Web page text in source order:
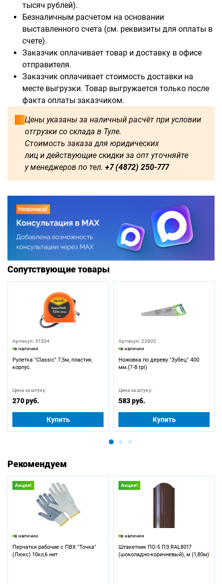
тысяч рублей).
Безналичным расчетом на основании
выставленного счета (см. реквизиты для оплаты в
счете).
Заказчик оплачивает товар и доставку в офисе
отправителя.
Заказчик оплачивает стоимость доставки на
месте выгрузки. Товар выгружается только после
факта оплаты заказчиком.
Цены указаны за наличный расчёт при условии
отгрузки со склада в Туле.
Стоимость заказа для юридических
лиц и действующие скидки за опт уточняйте
у менеджеров по тел. +7 (4872) 250-777
Сопутствующие товары
Артикул: 31304
в наличии
Рулетка "Classic" 7,5м, пластик.
корпус.
Цена за штуку:
270 руб.
Купить
Артикул: 23802
в наличии
Ножовка по дереву "Зубец" 400
мм.(7-8 tpi)
Цена за штуку:
583 руб.
Купить
Рекомендуем
Акция!
в наличии
Перчатки рабочие с ПВХ "Точка"
(Люкс) 10кл,6 нит
Акция!
в наличии
Штакетник ПО-5 ПЭ RAL8017
(шоколадно-коричневый), м (1,80м)